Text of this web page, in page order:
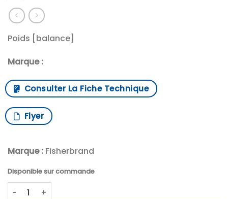
Poids [balance]
Marque :
Consulter La Fiche Technique
Flyer
Marque : Fisherbrand
Disponible sur commande
quantité de Poids etalon cylindrique 200g F1 inox